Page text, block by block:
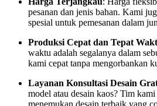
pesanan dan jenis bahan. Kami
spesial untuk pemesanan dalam
Produksi Cepat dan Tepat
waktu adalah segalanya dalam
kami cepat tanpa mengorbankan
Layanan Konsultasi Desain
model atau desain kaos? Tim